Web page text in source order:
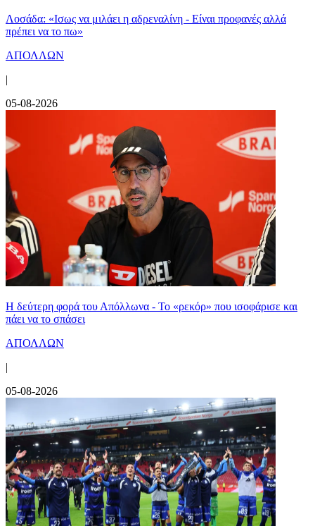
Λοσάδα: «Ισως να μιλάει η αδρεναλίνη - Είναι προφανές αλλά
πρέπει να το πω»
ΑΠΟΛΛΩΝ
|
05-08-2026
Η δεύτερη φορά του Απόλλωνα - Το «ρεκόρ» που ισοφάρισε και
πάει να το σπάσει
ΑΠΟΛΛΩΝ
|
05-08-2026